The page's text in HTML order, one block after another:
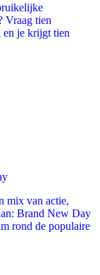
Vraag tien
en je krijgt tien
mix van actie,
Brand New Day
rond de populaire